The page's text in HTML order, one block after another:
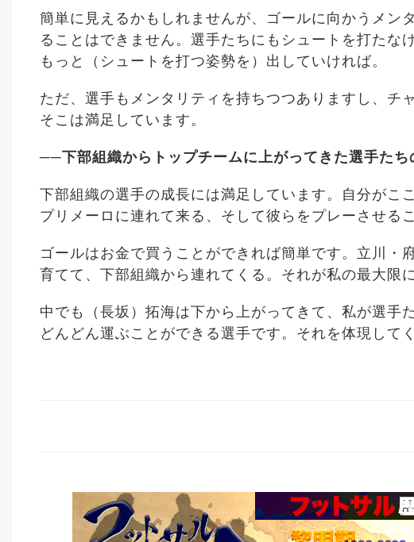
簡単に見えるかもしれませんが、ゴールに向かうメン
ることはできません。選手たちにもシュートを打たな
もっと（シュートを打つ姿勢を）出していければ。
ただ、選手もメンタリティを持ちつつありますし、チ
そこは満足しています。
──下部組織からトップチームに上がってきた選手たち
下部組織の選手の成長には満足しています。自分がこ
プリメーロに連れて来る、そして彼らをプレーさせる
ゴールはお金で買うことができれば簡単です。立川・
育てて、下部組織から連れてくる。それが私の最大限
中でも（長坂）拓海は下から上がってきて、私が選手
どんどん運ぶことができる選手です。それを体現して